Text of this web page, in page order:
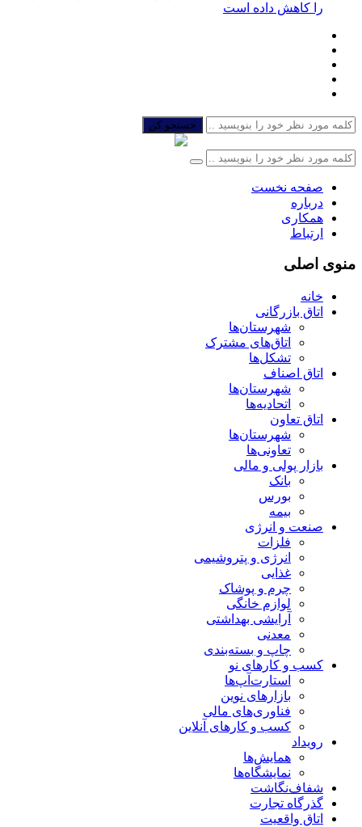
را کاهش داده است
جستجو کن
صفحه نخست
درباره
همکاری
ارتباط
منوی اصلی
خانه
اتاق بازرگانی
شهرستان‌ها
اتاق‌های مشترک
تشکل‌ها
اتاق اصناف
شهرستان‌ها
اتحادیه‌ها
اتاق تعاون
شهرستان‌ها
تعاونی‌ها
بازار پولی و مالی
بانک
بورس
بیمه
صنعت و انرژی
فلزات
انرژی و پتروشیمی
غذایی
چرم و پوشاک
لوازم خانگی
آرایشی بهداشتی
معدنی
چاپ و بسته‌بندی
کسب و کارهای نو
استارت‌آپ‌ها
بازارهای نوین
فناوری‌های مالی
کسب و کارهای آنلاین
رویداد
همایش‌ها
نمایشگاه‌ها
شفاف‌نگاشت
گذرگاه تجارت
اتاق واقعیت